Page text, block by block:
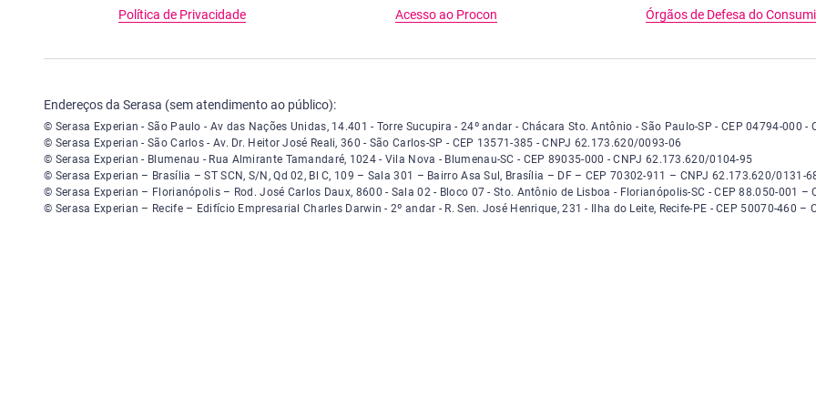
Política de Privacidade Acesso ao Procon Órgãos de Defesa do
Endereços da Serasa (sem atendimento ao público):
Serasa Experian - São Paulo - Endereço: Avenida das Nações Unidas, número 14.401 - Torre Sucupira - vigésimo quarto andar - Chácara Santo
© Serasa Experian - São Paulo - Av das Nações Unidas, 14.401 - Torre Sucupira - 24º andar - Chácara Sto. Antônio - São Paulo-SP - CEP 04794-000
Serasa Experian - São Carlos - Endereço: Avenida Doutor Heitor José Reali, número 360 - São Carlos - São Paulo - CEP 13571-385 - CNPJ 62.173.620/
© Serasa Experian - São Carlos - Av. Dr. Heitor José Reali, 360 - São Carlos-SP - CEP 13571-385 - CNPJ 62.173.620/0093-06
Serasa Experian - Blumenau - Endereço: Rua Almirante Tamandaré, número 1024 - Bairro Vila Nova - Blumenau - Santa Catarina - CEP 89035-000 -
© Serasa Experian - Blumenau - Rua Almirante Tamandaré, 1024 - Vila Nova - Blumenau-SC - CEP 89035-000 - CNPJ 62.173.620/0104-95
Serasa Experian - Brasília, Endereço: Setor Comercial Norte, sem número, entrada 109, Quadra 2, Bloco C, Sala 301, Bairro Asa Sul, Brasília, Distrito
© Serasa Experian – Brasília – ST SCN, S/N, Qd 02, Bl C, 109 – Sala 301 – Bairro Asa Sul, Brasília – DF – CEP 70302-911 – CNPJ 62.173.620/0131-
Serasa Experian - Florianópolis, Endereço: Rodovia José Carlos, número 8600, Sala 02, Bloco 7, Bairro Santo Antônio de Lisboa, Florianópolis, Santa
© Serasa Experian – Florianópolis – Rod. José Carlos Daux, 8600 - Sala 02 - Bloco 07 - Sto. Antônio de Lisboa - Florianópolis-SC - CEP 88.050-001 –
Serasa Experian - Recife, Endereço: Edifício Empresarial Charles Darwin, 2º andar, Rua Senador José Henrique, número 231, Ilha do Leite Recife,
© Serasa Experian – Recife – Edifício Empresarial Charles Darwin - 2º andar - R. Sen. José Henrique, 231 - Ilha do Leite, Recife-PE - CEP 50070-460